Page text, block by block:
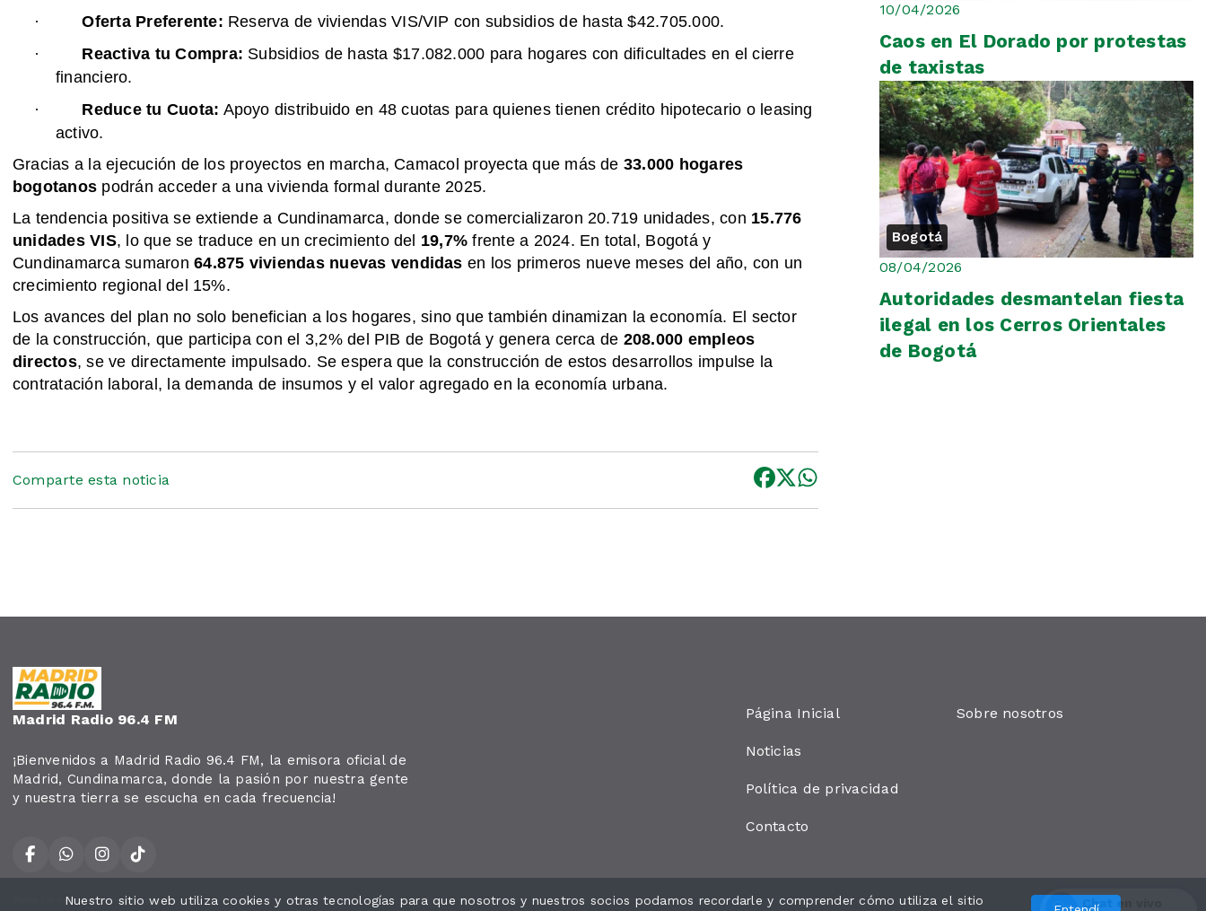
·
Oferta Preferente: Reserva de viviendas VIS/VIP con subsidios de hasta $42.705.000.
·
Reactiva tu Compra: Subsidios de hasta $17.082.000 para hogares con dificultades en el cierre
financiero.
·
Reduce tu Cuota: Apoyo distribuido en 48 cuotas para quienes tienen crédito hipotecario o leasing
activo.
Gracias a la ejecución de los proyectos en marcha, Camacol proyecta que más de 33.000 hogares
bogotanos podrán acceder a una vivienda formal durante 2025.
La tendencia positiva se extiende a Cundinamarca, donde se comercializaron 20.719 unidades, con 15.776
unidades VIS, lo que se traduce en un crecimiento del 19,7% frente a 2024. En total, Bogotá y
Cundinamarca sumaron64.875 viviendas nuevas vendidas en los primeros nueve meses del año, con un
crecimiento regional del 15%.
Los avances del plan no solo benefician a los hogares, sino que también dinamizan la economía. El sector
de la construcción, que participa con el 3,2% del PIB de Bogotá y genera cerca de 208.000 empleos
directos, se ve directamente impulsado. Se espera que la construcción de estos desarrollos impulse la
contratación laboral, la demanda de insumos y el valor agregado en la economía urbana.
Comparte esta noticia
10/04/2026
Caos en El Dorado por protestas
de taxistas
Bogotá
08/04/2026
Autoridades desmantelan fiesta
ilegal en los Cerros Orientales
de Bogotá
Madrid Radio 96.4 FM
¡Bienvenidos a Madrid Radio 96.4 FM, la emisora oficial de
Madrid, Cundinamarca, donde la pasión por nuestra gente
y nuestra tierra se escucha en cada frecuencia!
Página Inicial
Noticias
Política de privacidad
Contacto
Sobre nosotros
Todos los derechos reservados. Desarrollado por
Nuestro sitio web utiliza cookies y otras tecnologías para que nosotros y nuestros socios podamos recordarle y comprender cómo utiliza el sitio Chat en vivo